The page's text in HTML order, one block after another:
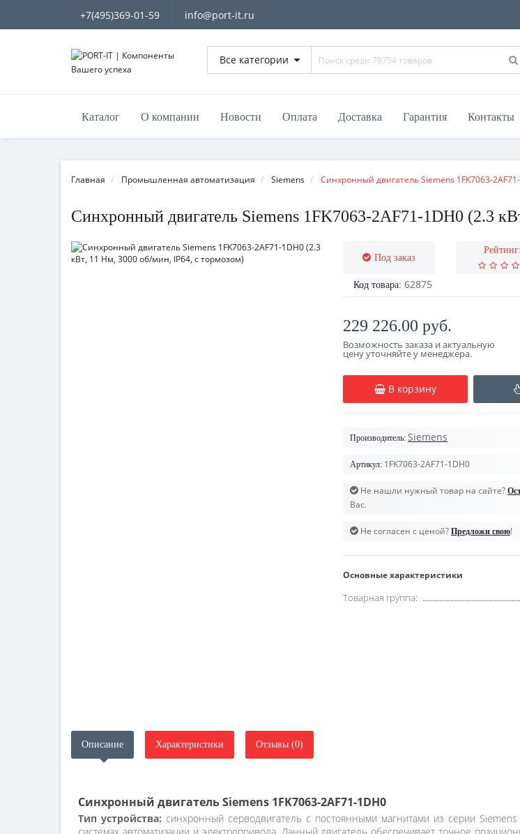
+7(495)369-01-59 info@port-it.ru
Все категории
Каталог О компании Новости Оплата Доставка Гарантия Контакты
Главная Промышленная автоматизация Siemens Синхронный двигатель Siemens 1FK7063-
Синхронный двигатель Siemens 1FK7063-2AF71-1DH0 (2.3
Под заказ
Рейтинг:
Код товара: 62875
229 226.00 руб.
Возможность заказа и актуальную
цену уточняйте у менеджера.
В корзину
Производитель: Siemens
Артикул: 1FK7063-2AF71-1DH0
Не нашли нужный товар на сайте?
Вас.
Не согласен с ценой? Предложи свою!
Основные характеристики
Товарная группа:
Описание Характеристики Отзывы (0)
Синхронный двигатель Siemens 1FK7063-2AF71-1DH0
Тип устройства: синхронный серводвигатель с постоянными магнитами из серии